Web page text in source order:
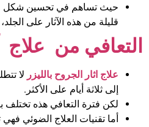
حيث تساهم في تحسين شكل
قليلة من هذه الآثار على
التعافي من علاج
علاج اثار الجروح بالليزر لا
إلى ثلاثة أيام على الأكثر.
لكن فترة التعافي هذه تختلف
أما تقنيات العلاج الضوئي